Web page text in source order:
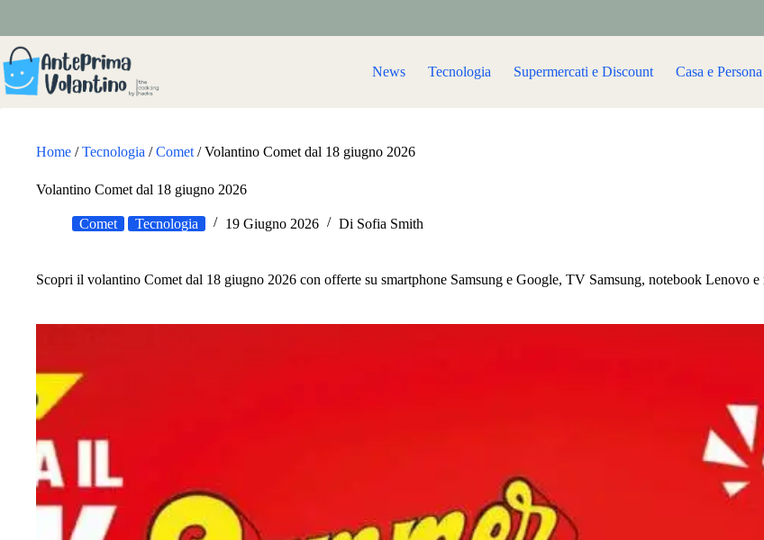
contenuto
News Tecnologia Supermercati e Discount Casa e Persona
Home /Tecnologia /Comet /Volantino Comet dal 18 giugno 2026
Volantino Comet dal 18 giugno 2026
Comet Tecnologia 19 Giugno 2026 Di Sofia Smith
Scopri il volantino Comet dal 18 giugno 2026 con offerte su smartphone Samsung e Google, TV Samsung, notebook Lenovo e